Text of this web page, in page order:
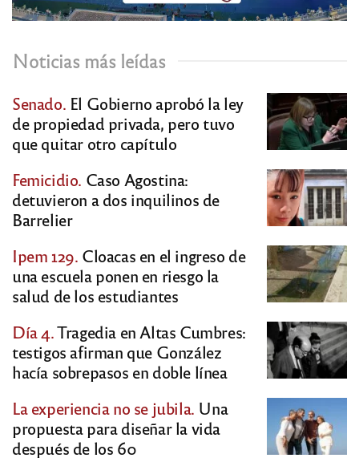
Noticias más leídas
Senado. El Gobierno aprobó la ley
de propiedad privada, pero tuvo
que quitar otro capítulo
Femicidio. Caso Agostina:
detuvieron a dos inquilinos de
Barrelier
Ipem 129. Cloacas en el ingreso de
una escuela ponen en riesgo la
salud de los estudiantes
Día 4.Tragedia en Altas Cumbres:
testigos afirman que González
hacía sobrepasos en doble línea
La experiencia no se jubila. Una
propuesta para diseñar la vida
después de los 60